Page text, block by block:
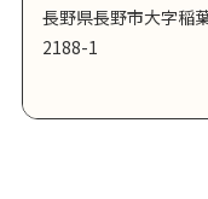
長野県長野市大字稲
2188-1